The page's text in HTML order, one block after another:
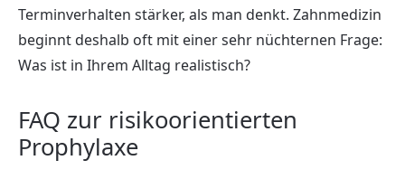
Terminverhalten stärker, als man denkt. Zahnmedizin
beginnt deshalb oft mit einer sehr nüchternen Frage:
Was ist in Ihrem Alltag realistisch?
FAQ zur risikoorientierten
Prophylaxe